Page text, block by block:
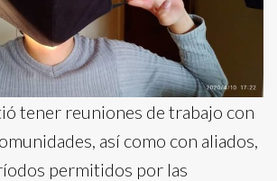
tener reuniones de trabajo con
así como con aliados,
permitidos por las